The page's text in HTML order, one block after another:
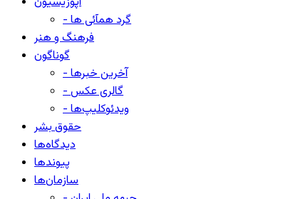
- گرد همآئی ها
فرهنگ و هنر
گوناگون
- آخرین خبرها
- گالری عکس
- ویدئوکلیپ‌ها
حقوق بشر
دیدگاه‌ها
پیوندها
سازمان‌ها